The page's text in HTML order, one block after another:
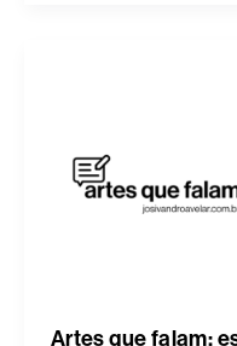
Artes que falam: